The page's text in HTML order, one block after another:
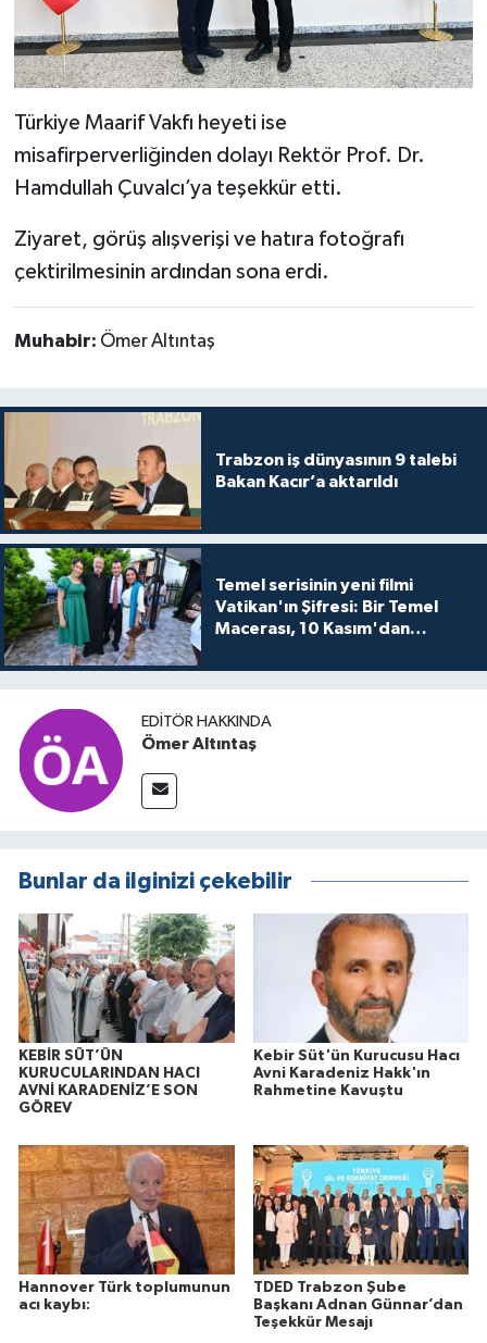
Türkiye Maarif Vakfı heyeti ise
misafirperverliğinden dolayı Rektör Prof. Dr.
Hamdullah Çuvalcı’ya teşekkür etti.
Ziyaret, görüş alışverişi ve hatıra fotoğrafı
çektirilmesinin ardından sona erdi.
Muhabir: Ömer Altıntaş
Trabzon iş dünyasının 9 talebi
Bakan Kacır’a aktarıldı
Temel serisinin yeni filmi
Vatikan'ın Şifresi: Bir Temel
Macerası, 10 Kasım'dan
buluşuyo
EDITÖR HAKKINDA
Ömer Altıntaş
Bunlar da ilginizi çekebilir
KEBİR SÜT’ÜN
KURUCULARINDAN HACI
AVNİ KARADENİZ’E SON
GÖREV
Kebir Süt'ün Kurucusu Hacı
Avni Karadeniz Hakk'ın
Rahmetine Kavuştu
Hannover Türk toplumunun
acı kaybı:
TDED Trabzon Şube
Başkanı Adnan Günnar’dan
Teşekkür Mesajı